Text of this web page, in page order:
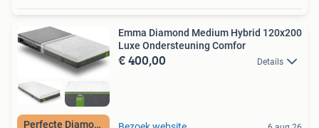
Perfecte Diamond
Emma Diamond Medium Hybrid 120x200
Luxe Ondersteuning Comfor
€ 400,00 Details